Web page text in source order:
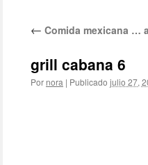
← Comida mexicana …
grill cabana 6
Por nora | Publicado julio 27,